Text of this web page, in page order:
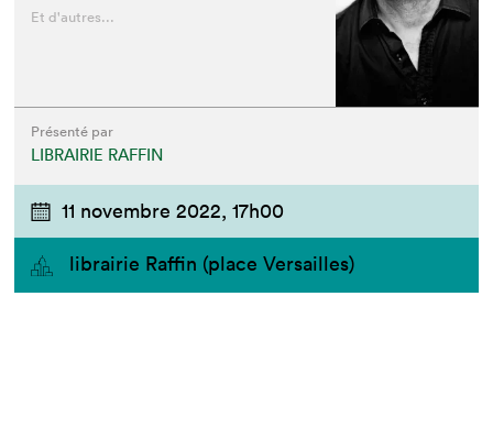
Et d'autres...
Présenté par
LIBRAIRIE RAFFIN
11 novembre 2022, 17h00
librairie Raffin (place Versailles)